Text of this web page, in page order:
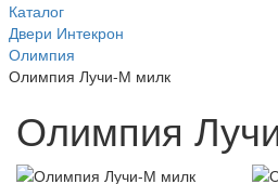
Каталог
Двери Интекрон
Олимпия
Олимпия Лучи-М милк
Олимпия